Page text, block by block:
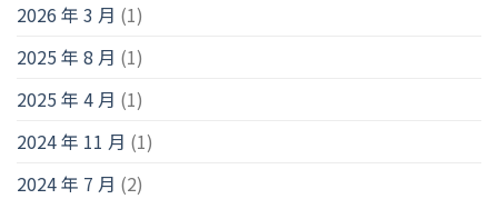
2026 年 3 月 (1)
2025 年 8 月 (1)
2025 年 4 月 (1)
2024 年 11 月 (1)
2024 年 7 月 (2)